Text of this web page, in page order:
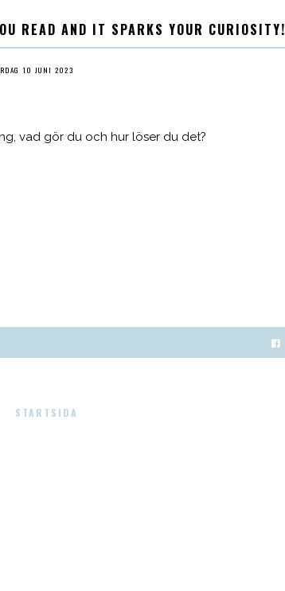
READ AND IT SPARKS YOUR CURIOSITY!
10 JUNI 2023
vad gör du och hur löser du det?
STARTSIDA